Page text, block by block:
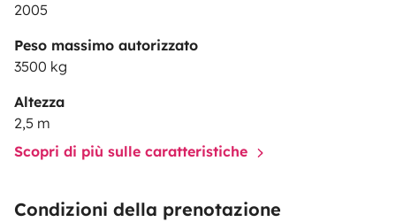
2005
Peso massimo autorizzato
3500 kg
Altezza
2,5 m
Scopri di più sulle caratteristiche
Condizioni della prenotazione